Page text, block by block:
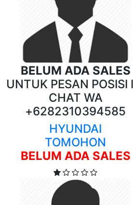
BELUM ADA SALES
UNTUK PESAN POSISI
CHAT WA
+6282310394585
HYUNDAI
TOMOHON
BELUM ADA SALES